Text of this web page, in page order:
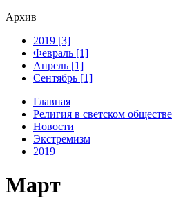
Архив
2019 [3]
Февраль [1]
Апрель [1]
Сентябрь [1]
Главная
Религия в светском обществе
Новости
Экстремизм
2019
Март